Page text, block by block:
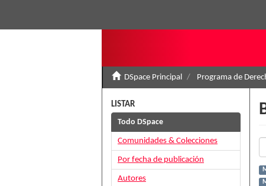
DSpace Principal Programa de
LISTAR
Todo DSpace
Comunidades & Colecciones
Por fecha de publicación
Autores